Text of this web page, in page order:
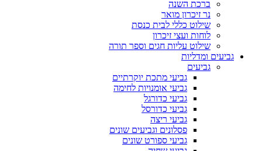
ברכת השנה
נר זיכרון מואר
שילוט כללי לבית כנסת
לוחות ועצי זיכרון
שילוט עליות חגים וספר תורה
גביעים ומדליות
גביעים
גביעי מתכת יוקרתיים
גביעי אומנויות לחימה
גביעי כדורגל
גביעי כדורסל
גביעי ריצה
פסלונים וגביעים שונים
גביעי ספורט שונים